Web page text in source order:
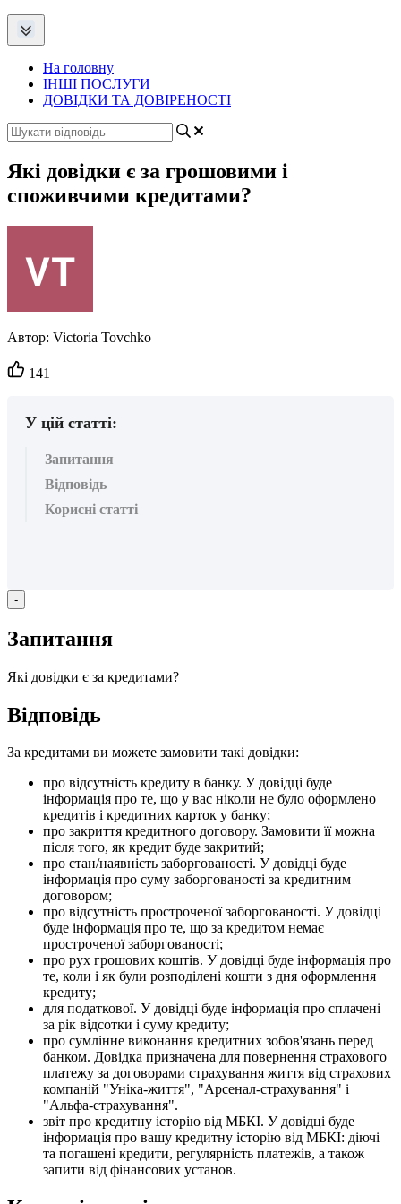
На головну
ІНШІ ПОСЛУГИ
ДОВІДКИ ТА ДОВІРЕНОСТІ
Які довідки є за грошовими і
споживчими кредитами?
Автор: Victoria Tovchko
Кількість
вподобайок:
141
У цій статті:
Запитання
Відповідь
Корисні статті
-
Запитання
Які довідки є за кредитами?
Відповідь
За кредитами ви можете замовити такі довідки:
про відсутність кредиту в банку. У довідці буде
інформація про те, що у вас ніколи не було оформлено
кредитів і кредитних карток у банку;
про закриття кредитного договору. Замовити її можна
після того, як кредит буде закритий;
про стан/наявність заборгованості. У довідці буде
інформація про суму заборгованості за кредитним
договором;
про відсутність простроченої заборгованості. У довідці
буде інформація про те, що за кредитом немає
простроченої заборгованості;
про рух грошових коштів. У довідці буде інформація про
те, коли і як були розподілені кошти з дня оформлення
кредиту;
для податкової. У довідці буде інформація про сплачені
за рік відсотки і суму кредиту;
про сумлінне виконання кредитних зобов'язань перед
банком. Довідка призначена для повернення страхового
платежу за договорами страхування життя від страхових
компаній "Уніка-життя", "Арсенал-страхування" і
"Альфа-страхування".
звіт про кредитну історію від МБКІ. У довідці буде
інформація про вашу кредитну історію від МБКІ: діючі
та погашені кредити, регулярність платежів, а також
запити від фінансових установ.